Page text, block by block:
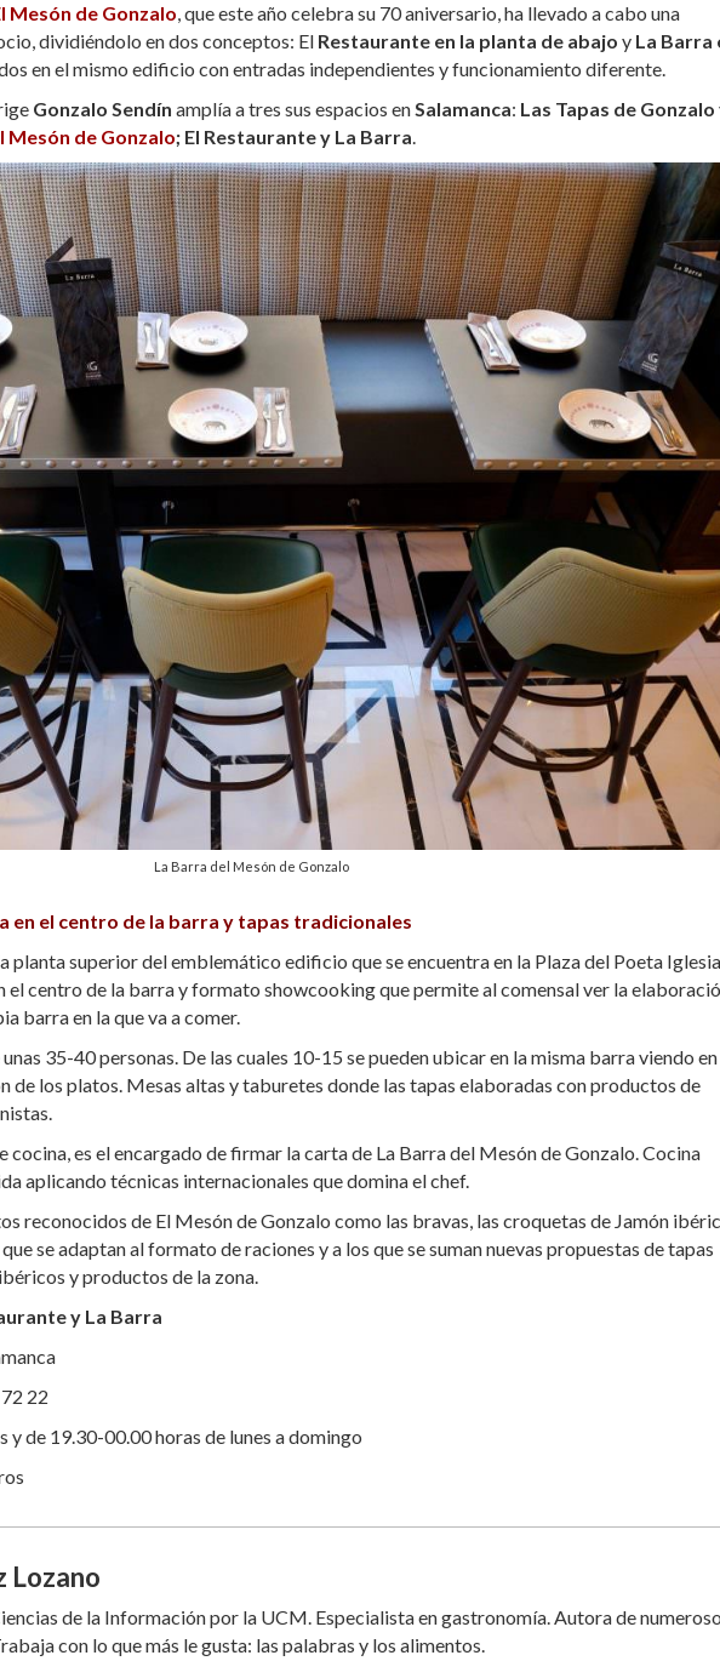
Mesón de Gonzalo, que este año celebra su 70 aniversario, ha llevado a cabo una
dividiéndolo en dos conceptos: El Restaurante en la planta de abajo y La Barra
en el mismo edificio con entradas independientes y funcionamiento diferente.
Gonzalo Sendín amplía a tres sus espacios enSalamanca: Las Tapas de Gonzalo
Mesón de Gonzalo; El Restaurante y La Barra.
La Barra del Mesón de Gonzalo
en el centro de la barra y tapas tradicionales
planta superior del emblemático edificio que se encuentra en la Plaza del Poeta
el centro de la barra y formato showcooking que permite al comensal ver la
barra en la que va a comer.
35-40 personas. De las cuales 10-15 se pueden ubicar en la misma barra viendo en
de los platos. Mesas altas y taburetes donde las tapas elaboradas con productos de
cocina, es el encargado de firmar la carta de La Barra del Mesón de Gonzalo. Cocina
aplicando técnicas internacionales que domina el chef.
reconocidos de El Mesón de Gonzalo como las bravas, las croquetas de Jamón
se adaptan al formato de raciones y a los que se suman nuevas propuestas de tapas
y productos de la zona.
y La Barra
22
y de 19.30-00.00 horas de lunes a domingo
Lozano
de la Información por la UCM. Especialista en gastronomía. Autora de
con lo que más le gusta: las palabras y los alimentos.